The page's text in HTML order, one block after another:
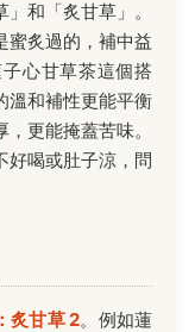
和「炙甘草」。
蜜炙過的，補中益
心甘草茶這個搭
溫和補性更能平衡
更能掩蓋苦味。
好喝或肚子涼，問
炙甘草 2。例如蓮